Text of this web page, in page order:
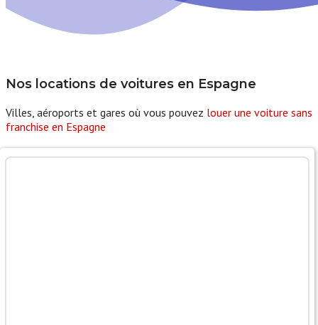
Nos locations de voitures en Espagne
Villes, aéroports et gares où vous pouvez louer une voiture sans
franchise en Espagne